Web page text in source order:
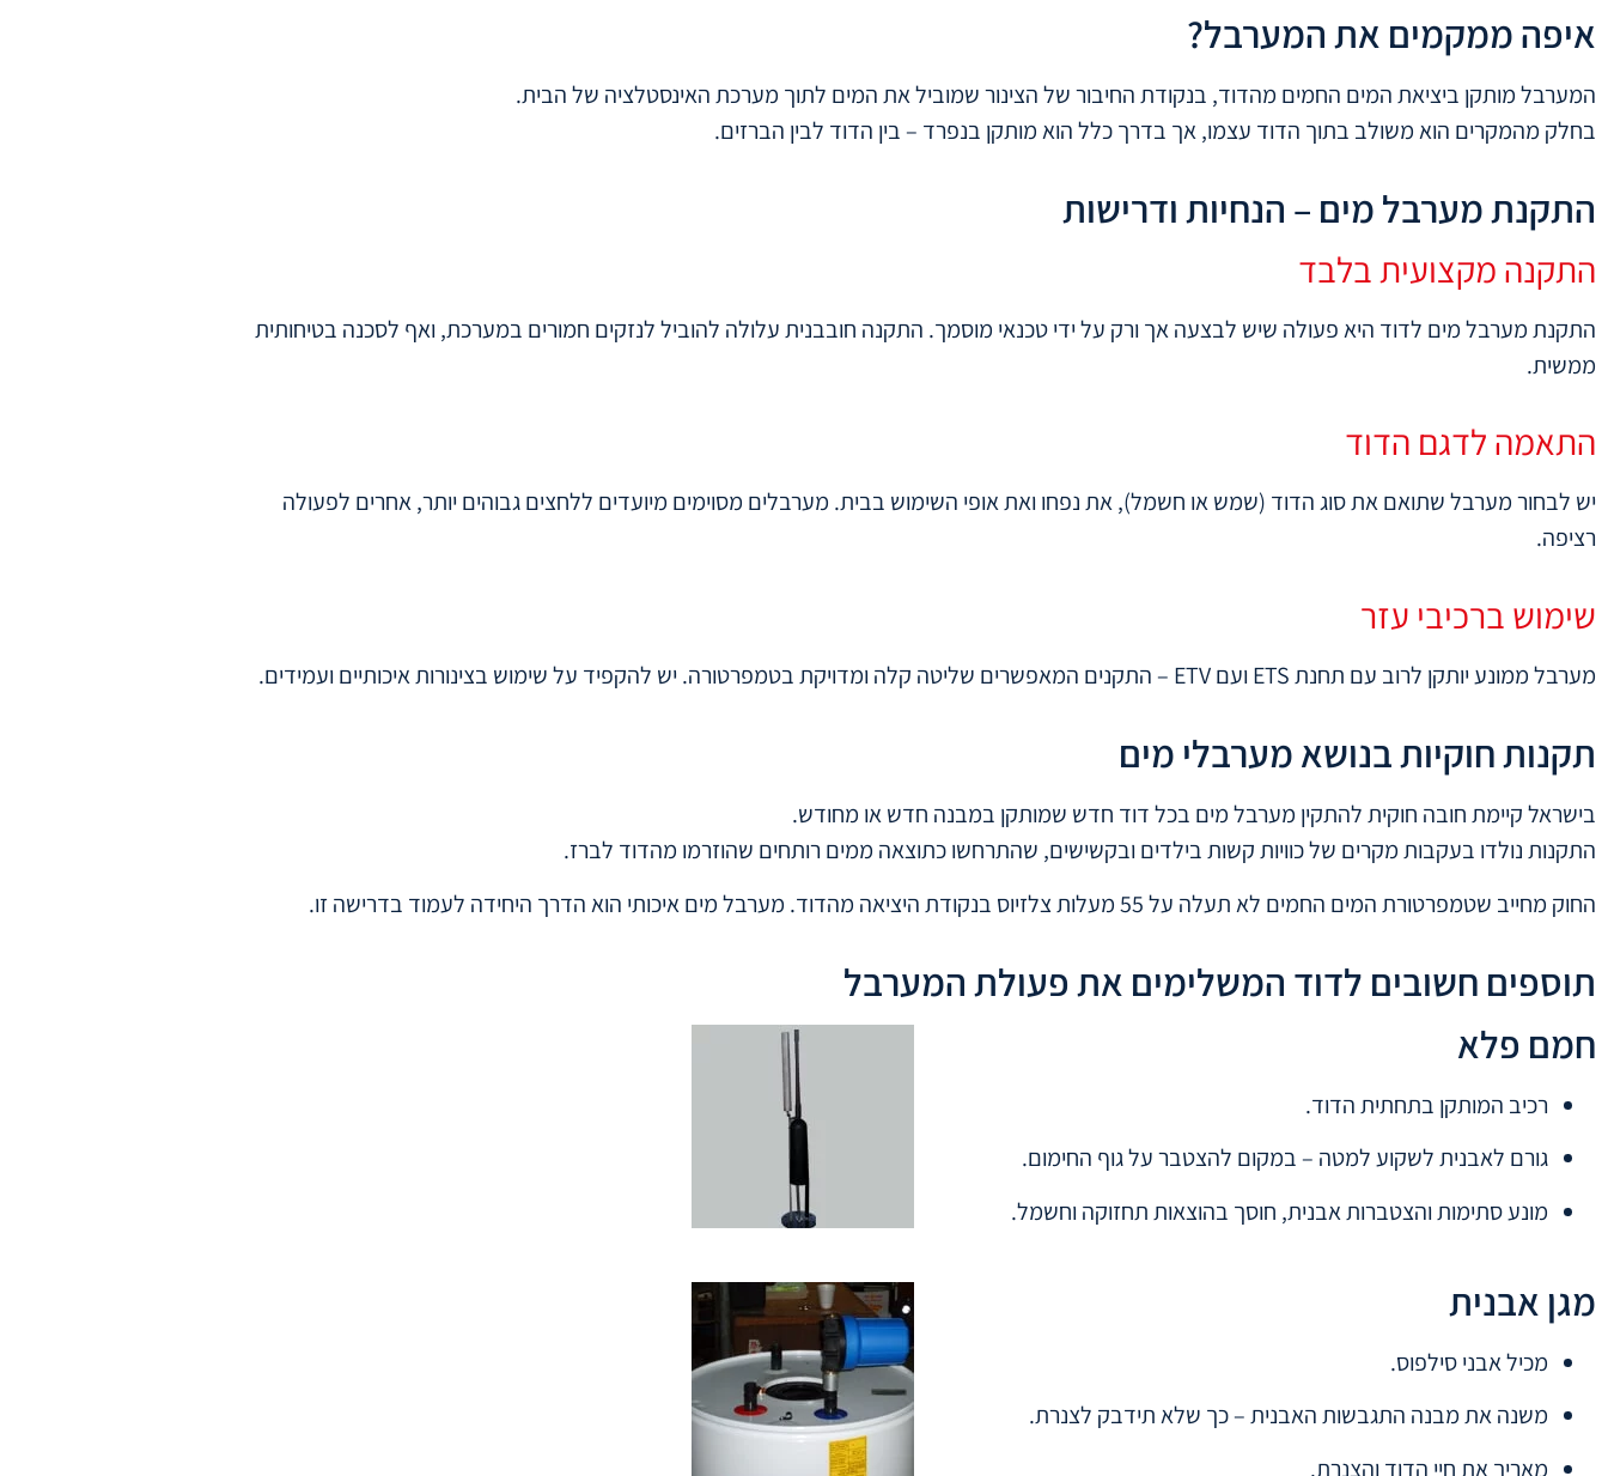
איפה ממקמים את המערבל?
המערבל מותקן ביציאת המים החמים מהדוד, בנקודת החיבור של הצינור שמוביל את המים לתוך מערכת האינסטלציה של הבית.
בחלק מהמקרים הוא משולב בתוך הדוד עצמו, אך בדרך כלל הוא מותקן בנפרד – בין הדוד לבין הברזים.
התקנת מערבל מים – הנחיות ודרישות
התקנה מקצועית בלבד
התקנת מערבל מים לדוד היא פעולה שיש לבצעה אך ורק על ידי טכנאי מוסמך. התקנה חובבנית עלולה להוביל לנזקים חמורים במערכת, ואף לסכנה בטיחותית
ממשית.
התאמה לדגם הדוד
יש לבחור מערבל שתואם את סוג הדוד (שמש או חשמל), את נפחו ואת אופי השימוש בבית. מערבלים מסוימים מיועדים ללחצים גבוהים יותר, אחרים לפעולה
רציפה.
שימוש ברכיבי עזר
מערבל ממונע יותקן לרוב עם תחנת ETS ועם ETV – התקנים המאפשרים שליטה קלה ומדויקת בטמפרטורה. יש להקפיד על שימוש בצינורות איכותיים ועמידים.
תקנות חוקיות בנושא מערבלי מים
בישראל קיימת חובה חוקית להתקין מערבל מים בכל דוד חדש שמותקן במבנה חדש או מחודש.
התקנות נולדו בעקבות מקרים של כוויות קשות בילדים ובקשישים, שהתרחשו כתוצאה ממים רותחים שהוזרמו מהדוד לברז.
החוק מחייב שטמפרטורת המים החמים לא תעלה על 55 מעלות צלזיוס בנקודת היציאה מהדוד. מערבל מים איכותי הוא הדרך היחידה לעמוד בדרישה זו.
תוספים חשובים לדוד המשלימים את פעולת המערבל
חמם פלא
רכיב המותקן בתחתית הדוד.
גורם לאבנית לשקוע למטה – במקום להצטבר על גוף החימום.
מונע סתימות והצטברות אבנית, חוסך בהוצאות תחזוקה וחשמל.
מגן אבנית
מכיל אבני סילפוס.
משנה את מבנה התגבשות האבנית – כך שלא תידבק לצנרת.
מאריך את חיי הדוד והצנרת.